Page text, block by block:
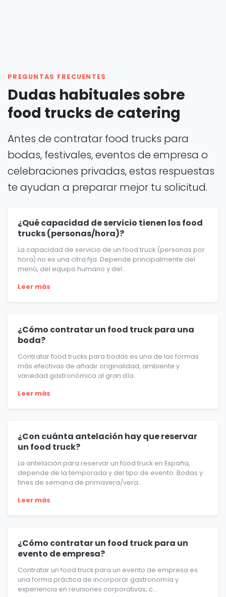
PREGUNTAS FRECUENTES
Dudas habituales sobre
food trucks de catering
Antes de contratar food trucks para
bodas, festivales, eventos de empresa o
celebraciones privadas, estas respuestas
te ayudan a preparar mejor tu solicitud.
¿Qué capacidad de servicio tienen los food
trucks (personas/hora)?
La capacidad de servicio de un food truck (personas por
hora) no es una cifra fija. Depende principalmente del
menú, del equipo humano y del...
Leer más
¿Cómo contratar un food truck para una
boda?
Contratar food trucks para bodas es una de las formas
más efectivas de añadir originalidad, ambiente y
variedad gastronómica al gran día.
Leer más
¿Con cuánta antelación hay que reservar
un food truck?
La antelación para reservar un food truck en España,
depende de la temporada y del tipo de evento. Bodas y
fines de semana de primavera/vera...
Leer más
¿Cómo contratar un food truck para un
evento de empresa?
Contratar un food truck para un evento de empresa es
una forma práctica de incorporar gastronomía y
experiencia en reuniones corporativas, c...